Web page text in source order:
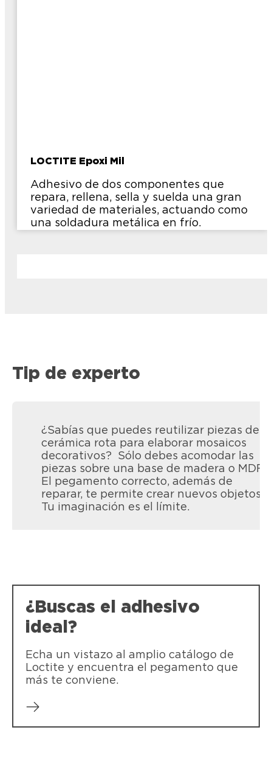
LOCTITE Epoxi Mil
Adhesivo de dos componentes que
repara, rellena, sella y suelda una gran
variedad de materiales, actuando como
una soldadura metálica en frío.
aplicaciones exigentes, con un empaque
práctico.
lugares u objetos dificiles de alcanzar.
Tip de experto
¿Sabías que puedes reutilizar piezas de
cerámica rota para elaborar mosaicos
decorativos? Sólo debes acomodar las
piezas sobre una base de madera o MDF.
El pegamento correcto, además de
reparar, te permite crear nuevos objetos.
Tu imaginación es el límite.
¿Buscas el adhesivo
ideal?
Echa un vistazo al amplio catálogo de
Loctite y encuentra el pegamento que
más te conviene.